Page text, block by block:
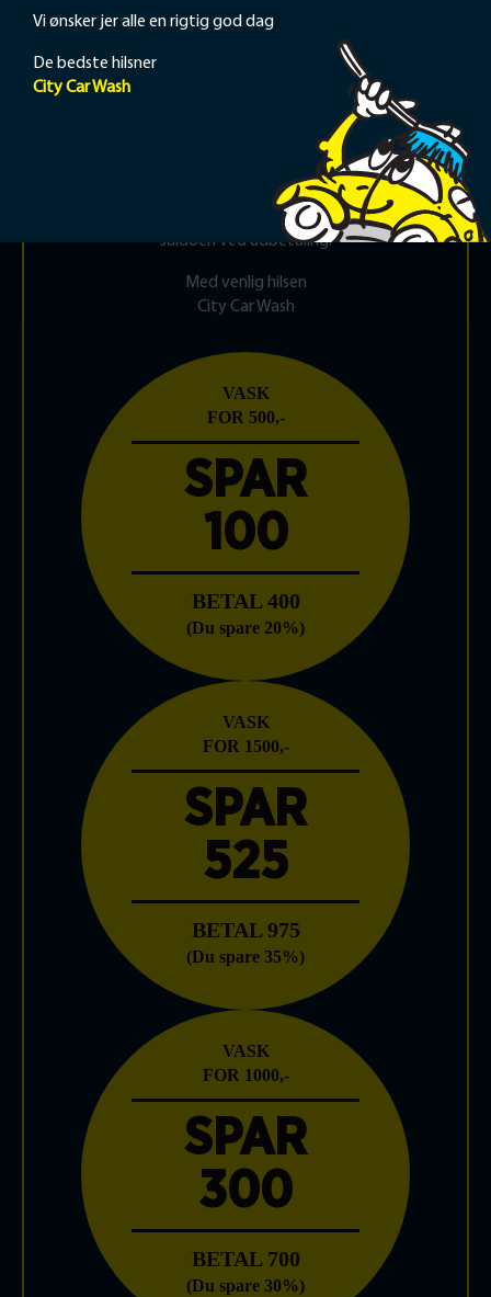
For at få din refundering bedes du sende dit
telefonnummer
(hvorpå din VASKEKLUB er oprettet)
ogkontooplysninger
til info@citycarwash.dk.
Refunderingen vil blive behandlet inden for 5
Vi gør opmærksom på, at din saldo i systemet vises
inklusiv rabat (20%, 30% eller 35%, afhængigt af den
købte pakkestørrelse). Rabatten vil blive modregnet
saldoen ved udbetaling.
Med venlig hilsen
City Car Wash
VASK
FOR 500,-
SPAR
100
BETAL 400
(Du spare 20%)
VASK
FOR 1500,-
SPAR
525
BETAL 975
(Du spare 35%)
VASK
FOR 1000,-
SPAR
300
BETAL 700
(Du spare 30%)
Vi ønsker jer alle en rigtig god dag
De bedste hilsner
City Car Wash